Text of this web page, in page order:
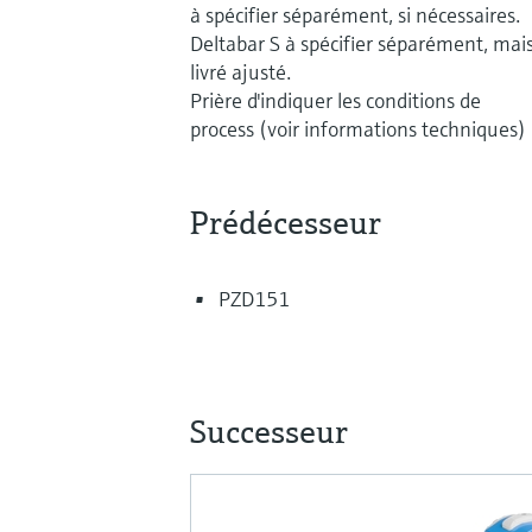
à spécifier séparément, si nécessaires.
Deltabar S à spécifier séparément,
livré ajusté.
Prière d'indiquer les conditions de
process (voir informations techniques)
Prédécesseur
PZD151
Successeur